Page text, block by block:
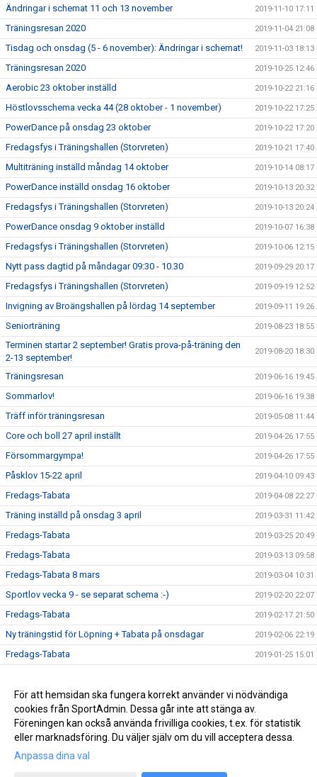
Ändringar i schemat 11 och 13 november 2019-11-10 17:11
Träningsresan 2020 2019-11-04 21:08
Tisdag och onsdag (5 - 6 november): Ändringar i schemat! 2019-11-03 18:13
Träningsresan 2020 2019-10-25 12:46
Aerobic 23 oktober inställd 2019-10-22 21:16
Höstlovsschema vecka 44 (28 oktober - 1 november) 2019-10-22 17:25
PowerDance på onsdag 23 oktober 2019-10-22 17:20
Fredagsfys i Träningshallen (Storvreten) 2019-10-21 17:40
Multiträning inställd måndag 14 oktober 2019-10-14 08:17
PowerDance inställd onsdag 16 oktober 2019-10-13 20:32
Fredagsfys i Träningshallen (Storvreten) 2019-10-13 20:24
PowerDance onsdag 9 oktober inställd 2019-10-07 16:38
Fredagsfys i Träningshallen (Storvreten) 2019-10-06 12:15
Nytt pass dagtid på måndagar 09:30 - 10.30 2019-09-29 20:17
Fredagsfys i Träningshallen (Storvreten) 2019-09-19 12:52
Invigning av Broängshallen på lördag 14 september 2019-09-11 19:26
Seniorträning 2019-08-23 18:55
Terminen startar 2 september! Gratis prova-på-träning den
2-13 september!
2019-08-20 18:30
Träningsresan 2019-06-16 19:45
Sommarlov! 2019-06-16 19:38
Träff inför träningsresan 2019-05-08 11:44
Core och boll 27 april inställt 2019-04-26 17:55
Försommargympa! 2019-04-26 17:55
Påsklov 15-22 april 2019-04-10 09:43
Fredags-Tabata 2019-04-08 22:27
Träning inställd på onsdag 3 april 2019-03-31 11:42
Fredags-Tabata 2019-03-25 20:49
Fredags-Tabata 2019-03-13 09:58
Fredags-Tabata 8 mars 2019-03-04 10:31
Sportlov vecka 9 - se separat schema :-) 2019-02-20 22:07
Fredags-Tabata 2019-02-17 21:50
Ny träningstid för Löpning + Tabata på onsdagar 2019-02-06 22:19
Fredags-Tabata 2019-01-25 15:01
Ny rutin för köp av termins- / träningskort 2018-12-22 16:09
Vårterminen börjar 14 januari 2018-12-22 16:06
För att hemsidan ska fungera korrekt använder vi nödvändiga
cookies från SportAdmin. Dessa går inte att stänga av.
Föreningen kan också använda frivilliga cookies, t.ex. för statistik
eller marknadsföring. Du väljer själv om du vill acceptera dessa.
Anpassa dina val